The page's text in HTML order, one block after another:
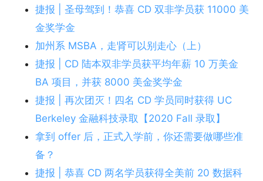
捷报 | 圣母驾到！恭喜 CD 双非学员获 11000 美
金奖学金
加州系 MSBA，走肾可以别走心（上）
捷报 | CD 陆本双非学员获平均年薪 10 万美金
BA 项目，并获 8000 美金奖学金
捷报 | 再次团灭！四名 CD 学员同时获得 UC
Berkeley 金融科技录取【2020 Fall 录取】
拿到 offer 后，正式入学前，你还需要做哪些准
备？
捷报 | 恭喜 CD 两名学员获得全美前 20 数据科